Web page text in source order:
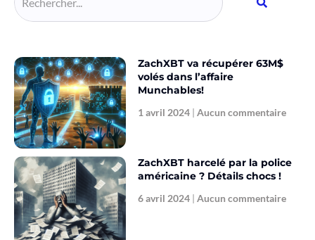
ZachXBT va récupérer 63M$
volés dans l’affaire
Munchables!
1 avril 2024 Aucun commentaire
ZachXBT harcelé par la police
américaine ? Détails chocs !
6 avril 2024 Aucun commentaire